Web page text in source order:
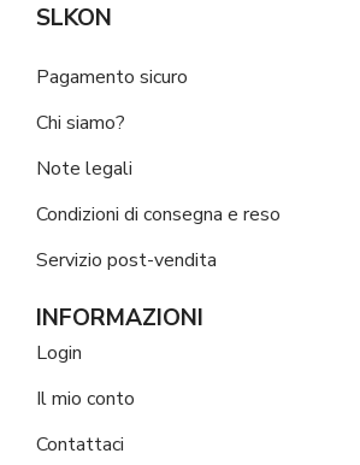
SLKON
Pagamento sicuro
Chi siamo?
Note legali
Condizioni di consegna e reso
Servizio post-vendita
INFORMAZIONI
Login
Il mio conto
Contattaci